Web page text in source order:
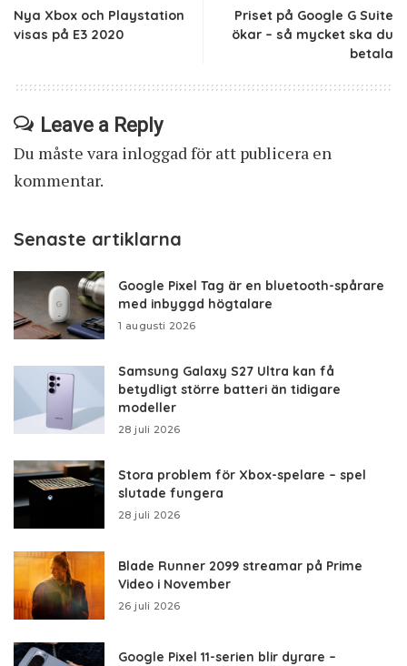
Nya Xbox och Playstation
visas på E3 2020
Priset på Google G Suite
ökar – så mycket ska du
betala
Leave a Reply
Du måste vara inloggadför att publicera en
kommentar.
Senaste artiklarna
Google Pixel Tag är en bluetooth-spårare
med inbyggd högtalare
1 augusti 2026
Samsung Galaxy S27 Ultra kan få
betydligt större batteri än tidigare
modeller
28 juli 2026
Stora problem för Xbox-spelare – spel
slutade fungera
28 juli 2026
Blade Runner 2099 streamar på Prime
Video i November
26 juli 2026
Google Pixel 11-serien blir dyrare –